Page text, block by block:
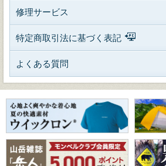
修理サービス
特定商取引法に基づく表記
よくある質問